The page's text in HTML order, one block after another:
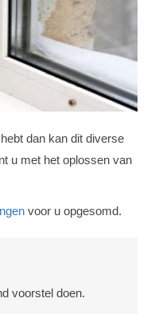
dan kan dit diverse
u met het oplossen van
voor u opgesomd.
voorstel doen.